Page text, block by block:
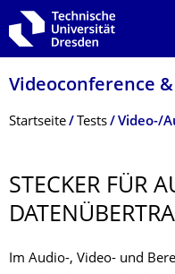
Zur Hauptnavigation
Zur Suche springen
Zum Inhalt springen
Videoconference
Breadcrumb-Menü
Startseite Tests Video-/
STECKER FÜR
Im Audio-, Video- und